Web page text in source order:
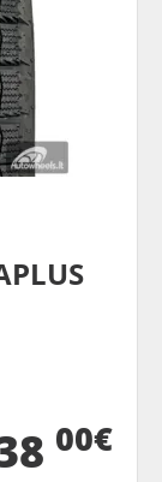
00€